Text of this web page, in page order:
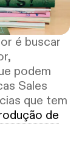
é buscar
podem
Sales
que tem
de